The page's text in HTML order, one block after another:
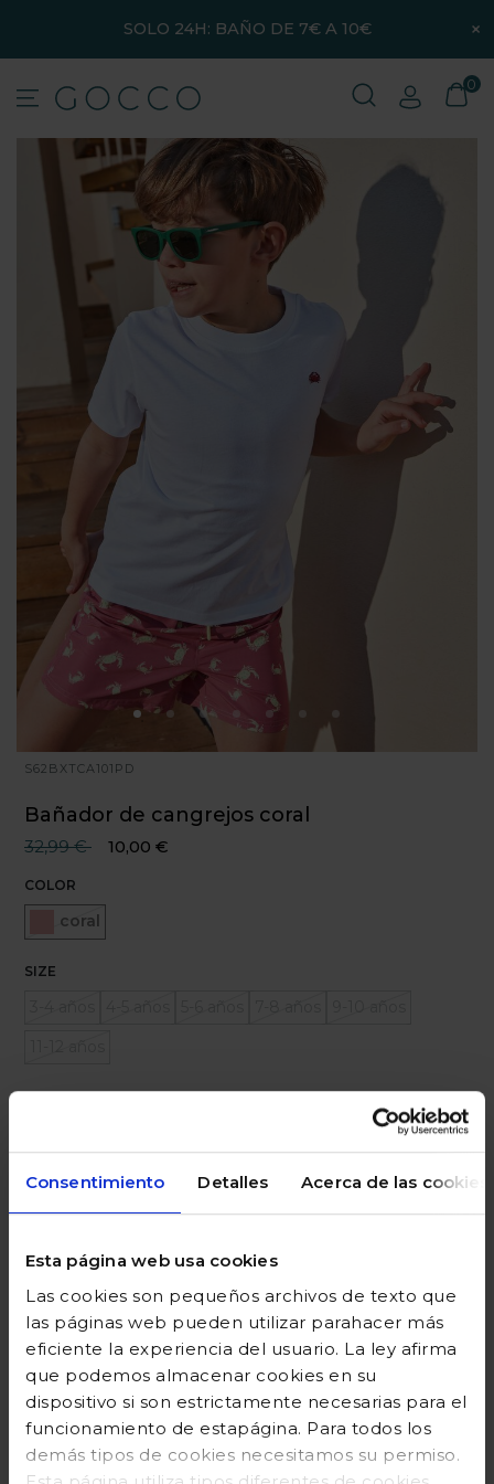
Consentimiento Detalles Acerca de las cookies
Esta página web usa cookies
Las cookies son pequeños archivos de texto que
las páginas web pueden utilizar parahacer más
eficiente la experiencia del usuario. La ley afirma
que podemos almacenar cookies en su
dispositivo si son estrictamente necesarias para el
funcionamiento de estapágina. Para todos los
demás tipos de cookies necesitamos su permiso.
SOLO 24H: BAÑO DE 7€ A 10€ ×
0
S62BXTCA101PD
Bañador de cangrejos coral
Precio reducido desde
32,99 €hasta
10,00 €
COLOR
coral
Seleccionado
SIZE
COMPOSICIÓN
GUÍA DE TALLAS
DEVOLUCIONES